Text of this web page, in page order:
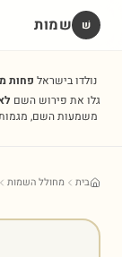
שׁ שמות
נולדו בישראל פחות מ-10
גלו את פירוש השם
משמעות השם, מגמות
בית מחולל השמות